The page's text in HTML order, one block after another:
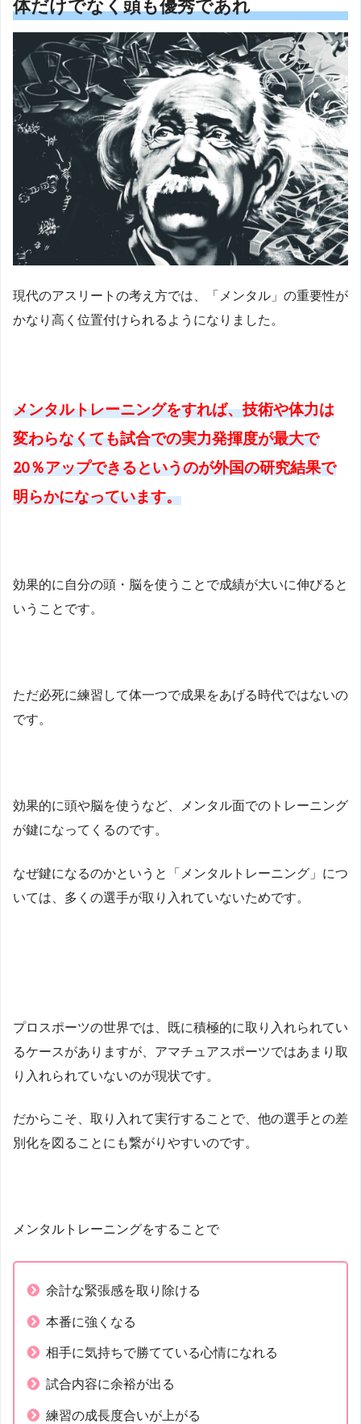
体だけでなく頭も優秀であれ
現代のアスリートの考え方では、「メンタル」の重要性が
かなり高く位置付けられるようになりました。
メンタルトレーニングをすれば、技術や体力は
変わらなくても試合での実力発揮度が最大で
20％アップできるというのが外国の研究結果で
明らかになっています。
効果的に自分の頭・脳を使うことで成績が大いに伸びると
いうことです。
ただ必死に練習して体一つで成果をあげる時代ではないの
です。
効果的に頭や脳を使うなど、メンタル面でのトレーニング
が鍵になってくるのです。
なぜ鍵になるのかというと「メンタルトレーニング」につ
いては、多くの選手が取り入れていないためです。
プロスポーツの世界では、既に積極的に取り入れられてい
るケースがありますが、アマチュアスポーツではあまり取
り入れられていないのが現状です。
だからこそ、取り入れて実行することで、他の選手との差
別化を図ることにも繋がりやすいのです。
メンタルトレーニングをすることで
余計な緊張感を取り除ける
本番に強くなる
相手に気持ちで勝てている心情になれる
試合内容に余裕が出る
練習の成長度合いが上がる